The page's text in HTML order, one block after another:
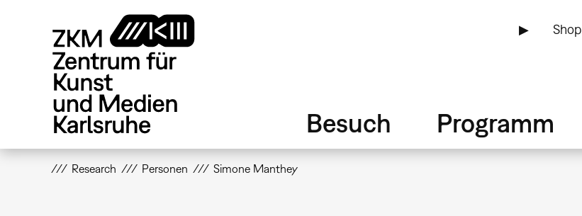
▶ Shop
Besuch Programm
Research Personen Simone Manthey